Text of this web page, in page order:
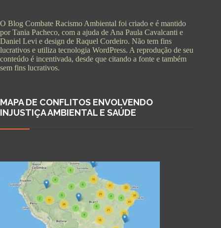
O Blog Combate Racismo Ambiental foi criado e é mantido
por Tania Pacheco, com a ajuda de Ana Paula Cavalcanti e
Daniel Levi e design de Raquel Cordeiro. Não tem fins
lucrativos e utiliza tecnologia WordPress. A reprodução de seu
conteúdo é incentivada, desde que citando a fonte e também
sem fins lucrativos.
MAPA DE CONFLITOS ENVOLVENDO
INJUSTIÇA AMBIENTAL E SAÚDE